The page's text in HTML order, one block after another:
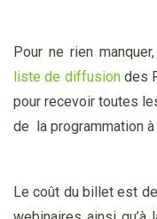
Pour ne rien
liste de diffusiondes
pour recevoir toutes
de la programmation à
Le coût du billet est